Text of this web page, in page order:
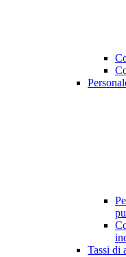
Tassi di